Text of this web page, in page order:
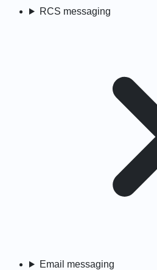
RCS messaging
Email messaging